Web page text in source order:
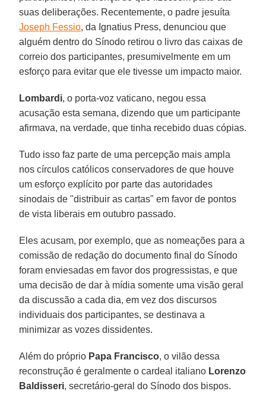
suas deliberações. Recentemente, o padre jesuíta
Joseph Fessio, da Ignatius Press, denunciou que
alguém dentro do Sínodo retirou o livro das caixas de
correio dos participantes, presumivelmente em um
esforço para evitar que ele tivesse um impacto maior.
Lombardi, o porta-voz vaticano, negou essa
acusação esta semana, dizendo que um participante
afirmava, na verdade, que tinha recebido duas cópias.
Tudo isso faz parte de uma percepção mais ampla
nos círculos católicos conservadores de que houve
um esforço explícito por parte das autoridades
sinodais de "distribuir as cartas" em favor de pontos
de vista liberais em outubro passado.
Eles acusam, por exemplo, que as nomeações para a
comissão de redação do documento final do Sínodo
foram enviesadas em favor dos progressistas, e que
uma decisão de dar à mídia somente uma visão geral
da discussão a cada dia, em vez dos discursos
individuais dos participantes, se destinava a
minimizar as vozes dissidentes.
Além do próprio Papa Francisco, o vilão dessa
reconstrução é geralmente o cardeal italiano Lorenzo
Baldisseri, secretário-geral do Sínodo dos bispos.